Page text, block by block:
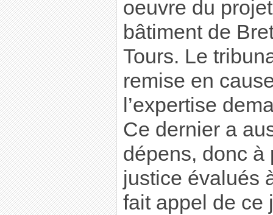
oeuvre du
bâtiment de
Tours. Le
remise en
l’expertise
Ce dernier a
dépens, donc à
justice évalués
fait appel de ce